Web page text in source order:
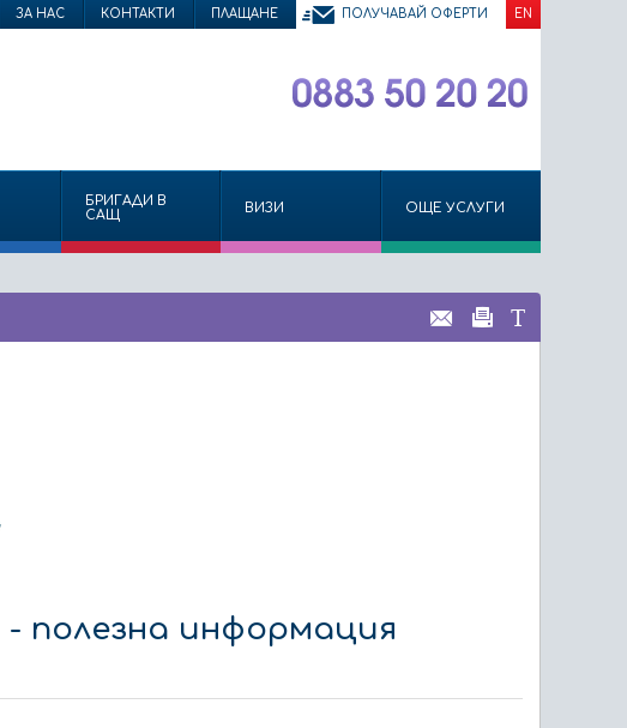
ЗА НАС КОНТАКТИ ПЛАЩАНЕ ПОЛУЧАВАЙ ОФЕРТИ EN
БРИГАДИ В
САЩ
ВИЗИ ОЩЕ УСЛУГИ
- полезна информация